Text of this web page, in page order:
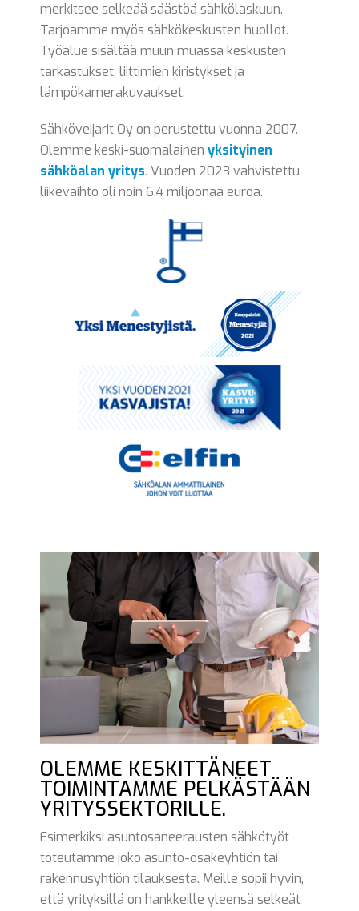
merkitsee selkeää säästöä sähkölaskuun.
Tarjoamme myös sähkökeskusten huollot.
Työalue sisältää muun muassa keskusten
tarkastukset, liittimien kiristykset ja
lämpökamerakuvaukset.
Sähköveijarit Oy on perustettu vuonna 2007.
Olemme keski-suomalainen yksityinen
sähköalan yritys. Vuoden 2023 vahvistettu
liikevaihto oli noin 6,4 miljoonaa euroa.
OLEMME KESKITTÄNEET
TOIMINTAMME PELKÄSTÄÄN
YRITYSSEKTORILLE.
Esimerkiksi asuntosaneerausten sähkötyöt
toteutamme joko asunto-osakeyhtiön tai
rakennusyhtiön tilauksesta. Meille sopii hyvin,
että yrityksillä on hankkeille yleensä selkeät